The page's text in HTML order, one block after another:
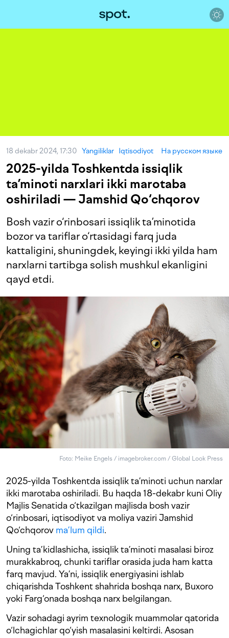
18 dekabr 2024, 17:30 Yangiliklar Iqtisodiyot На русском языке
2025-yilda Toshkentda issiqlik
ta’minoti narxlari ikki marotaba
oshiriladi — Jamshid Qo‘chqorov
Bosh vazir o‘rinbosari issiqlik ta’minotida
bozor va tariflar o‘rtasidagi farq juda
kattaligini, shuningdek, keyingi ikki yilda ham
narxlarni tartibga solish mushkul ekanligini
qayd etdi.
Foto: Meike Engels / imagebroker.com / Global Look Press
2025-yilda Toshkentda issiqlik ta’minoti uchun narxlar
ikki marotaba oshiriladi. Bu haqda 18-dekabr kuni Oliy
Majlis Senatida o‘tkazilgan majlisda bosh vazir
o‘rinbosari, iqtisodiyot va moliya vaziri Jamshid
Qo‘chqorov ma’lum qildi.
Uning ta’kidlashicha, issiqlik ta’minoti masalasi biroz
murakkabroq, chunki tariflar orasida juda ham katta
farq mavjud. Ya’ni, issiqlik energiyasini ishlab
chiqarishda Toshkent shahrida boshqa narx, Buxoro
yoki Farg‘onada boshqa narx belgilangan.
Vazir sohadagi ayrim texnologik muammolar qatorida
o‘lchagichlar qo‘yish masalasini keltirdi. Asosan